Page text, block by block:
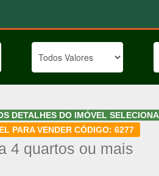
DETALHES DO IMÓVEL
PARA VENDER CÓDIGO: 6277
4 quartos ou mais